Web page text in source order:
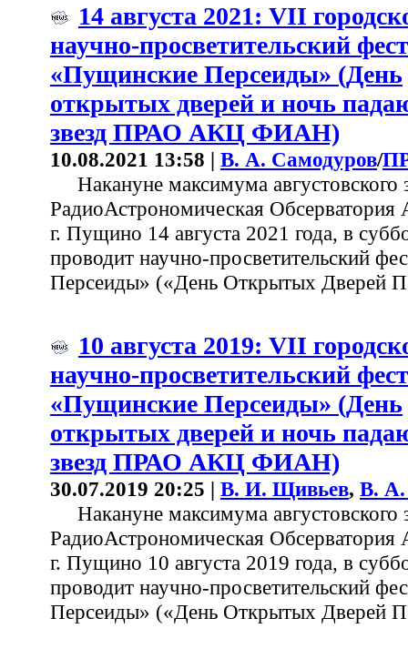
14 августа 2021: VII
научно-просветительский
«Пущинские Персеиды» (День
открытых дверей и ночь
звезд ПРАО АКЦ ФИАН)
10.08.2021 13:58 | В. А. Самодуров/
Накануне максимума августовского
РадиоАстрономическая
г. Пущино 14 августа 2021 года, в
проводит научно-просветительский
Персеиды» («День Открытых Дверей
10 августа 2019: VII
научно-просветительский
«Пущинские Персеиды» (День
открытых дверей и ночь
звезд ПРАО АКЦ ФИАН)
30.07.2019 20:25 | В. И. Щивьев, В. А.
Накануне максимума августовского
РадиоАстрономическая
г. Пущино 10 августа 2019 года, в
проводит научно-просветительский
Персеиды» («День Открытых Дверей